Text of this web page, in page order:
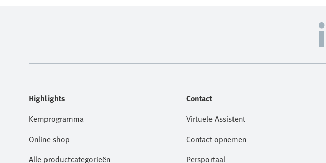
Highlights
Kernprogramma
Online shop
Alle productcategorieën
Contact
Virtuele Assistent
Contact opnemen
Persportaal